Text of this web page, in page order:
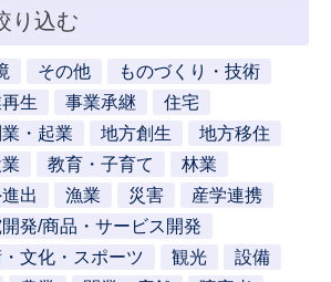
り込む
その他
ものづくり・技術
生 事業承継
住宅
・起業 地方創生
地方移住
教育・子育て
林業
出 漁業 災害
産学連携
発/商品・サービス開発
文化・スポーツ 観光
設備